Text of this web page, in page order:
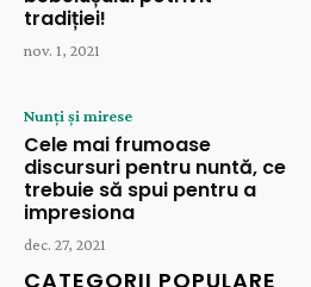
tradiției!
nov. 1, 2021
Nunți și mirese
Cele mai frumoase
discursuri pentru nuntă, ce
trebuie să spui pentru a
impresiona
dec. 27, 2021
CATEGORII POPULARE